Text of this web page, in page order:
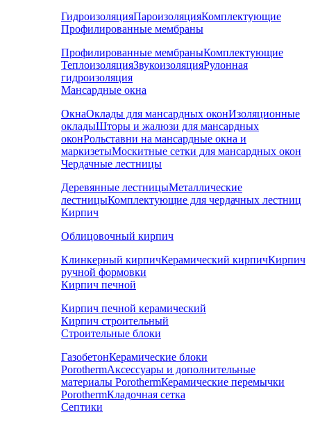
ГидроизоляцияПароизоляцияКомплектующие
Профилированные мембраны
Профилированные мембраныКомплектующие
ТеплоизоляцияЗвукоизоляцияРулонная
гидроизоляция
Мансардные окна
ОкнаОклады для мансардных оконИзоляционные
окладыШторы и жалюзи для мансардных
оконРольставни на мансардные окна и
маркизетыМоскитные сетки для мансардных окон
Чердачные лестницы
Деревянные лестницыМеталлические
лестницыКомплектующие для чердачных лестниц
Кирпич
Облицовочный кирпич
Клинкерный кирпичКерамический кирпичКирпич
ручной формовки
Кирпич печной
Кирпич печной керамический
Кирпич строительный
Строительные блоки
ГазобетонКерамические блоки
PorothermАксессуары и дополнительные
материалы PorothermКерамические перемычки
PorothermКладочная сетка
Септики